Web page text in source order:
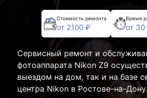
Стоимость ремонта
от 2100 ₽
Время
от
Сервисный ремонт и
фотоаппарата Nikon Z9
выездом на дом, так и на базе
центра Nikon в Ростове-на-